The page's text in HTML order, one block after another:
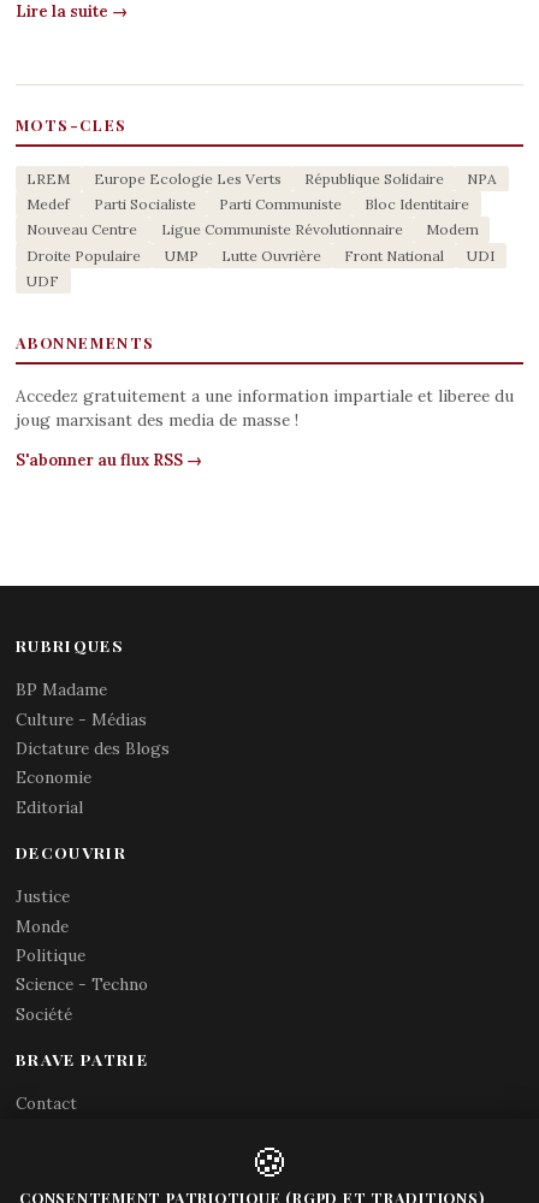
Lire la suite →
MOTS-CLES
LREM Europe Ecologie Les Verts République Solidaire
NPA
Medef
Parti Socialiste Parti Communiste
Bloc Identitaire
Nouveau Centre
Ligue Communiste Révolutionnaire
Modem
Droite Populaire
UMP Lutte Ouvrière Front National
UDI
UDF
ABONNEMENTS
Accedez gratuitement a une information impartiale et liberee du
joug marxisant des media de masse !
S'abonner au flux RSS →
RUBRIQUES
BP Madame
Culture - Médias
Dictature des Blogs
Economie
Editorial
DECOUVRIR
Justice
Monde
Politique
Science - Techno
Société
BRAVE PATRIE
Contact
Acces gouvernement
🍪
CONSENTEMENT PATRIOTIQUE (RGPD ET TRADITIONS)